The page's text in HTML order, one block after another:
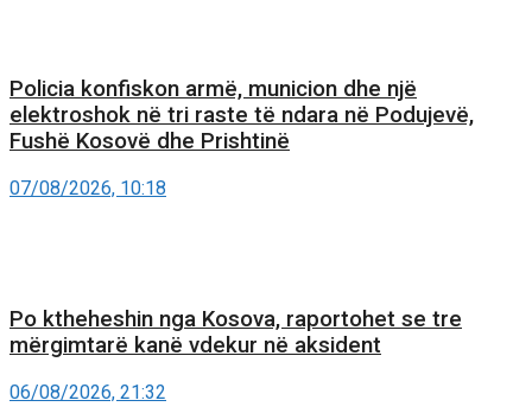
Policia konfiskon armë, municion dhe një
elektroshok në tri raste të ndara në Podujevë,
Fushë Kosovë dhe Prishtinë
07/08/2026, 10:18
Po ktheheshin nga Kosova, raportohet se tre
mërgimtarë kanë vdekur në aksident
06/08/2026, 21:32